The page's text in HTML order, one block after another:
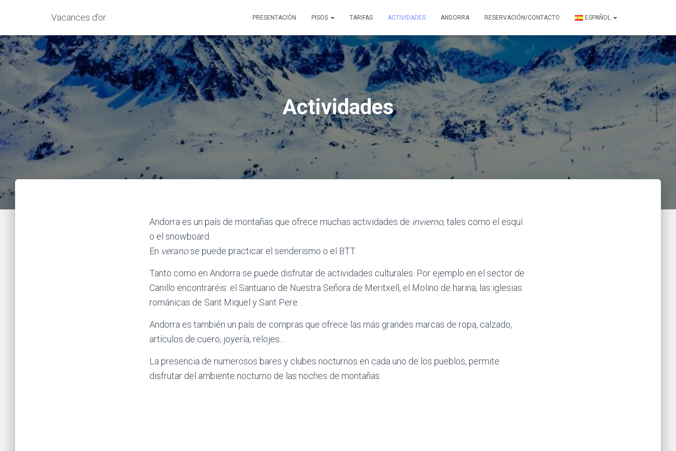
Vacances d'or PRESENTACIÓN PISOS TARIFAS ACTIVIDADES ANDORRA RESERVACIÓN/CONTACTO ESPAÑOL
Actividades
Andorra es un país de montañas que ofrece muchas actividades de invierno, tales como el esquí
o el snowboard.
En veranose puede practicar el senderismo o el BTT.
Tanto como en Andorra se puede disfrutar de actividades culturales. Por ejemplo en el sector de
Canillo encontraréis: el Santuario de Nuestra Señora de Meritxell, el Molino de harina, las iglesias
románicas de Sant Miquel y Sant Pere…
Andorra es también un país de compras que ofrece las más grandes marcas de ropa, calzado,
artículos de cuero, joyería, relojes…
La presencia de numerosos bares y clubes nocturnos en cada uno de los pueblos, permite
disfrutar del ambiente nocturno de las noches de montañas.